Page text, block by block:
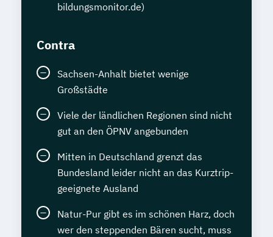
bildungsmonitor.de)
Contra
Sachsen-Anhalt bietet wenige
Großstädte
Viele der ländlichen Regionen sind nicht
gut an den ÖPNV angebunden
Mitten in Deutschland grenzt das
Bundesland leider nicht an das Kurztrip-
geeignete Ausland
Natur-Pur gibt es im schönen Harz, doch
wer den steppenden Bären sucht, muss